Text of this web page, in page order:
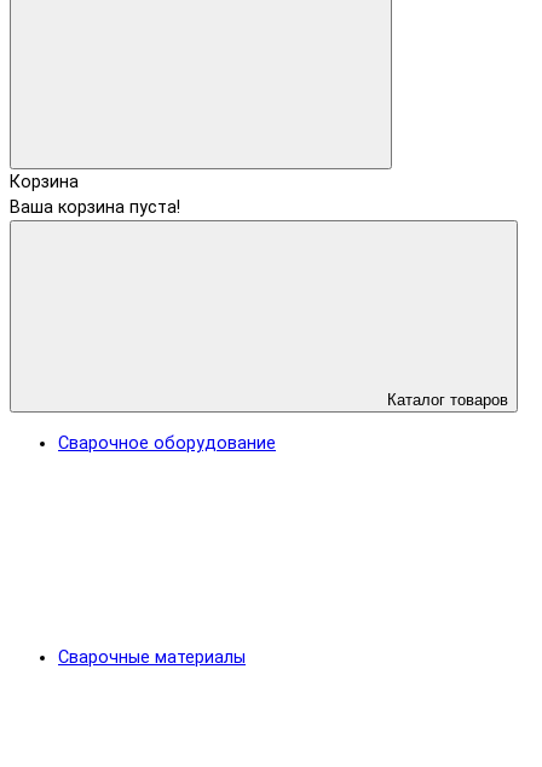
Корзина
Ваша корзина пуста!
Каталог товаров
Сварочное оборудование
Сварочные материалы